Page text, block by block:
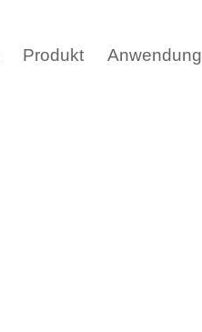
Produkt Anwendung